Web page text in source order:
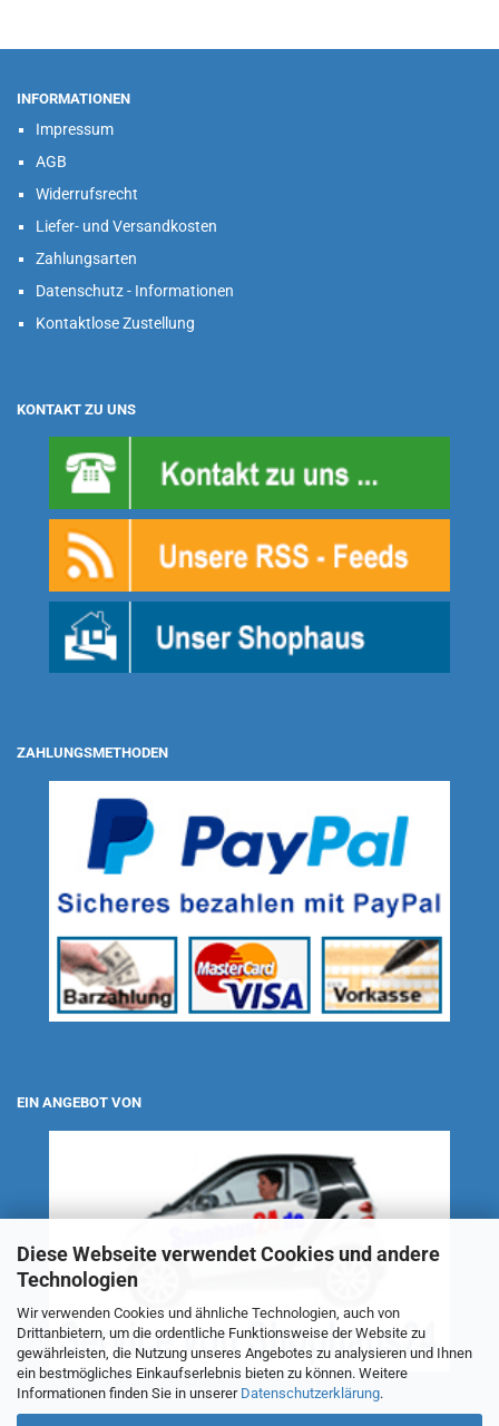
Diese Webseite verwendet Cookies und andere
Technologien
Wir verwenden Cookies und ähnliche Technologien, auch von
Drittanbietern, um die ordentliche Funktionsweise der Website zu
gewährleisten, die Nutzung unseres Angebotes zu analysieren und Ihnen
ein bestmögliches Einkaufserlebnis bieten zu können. Weitere
Informationen finden Sie in unserer Datenschutzerklärung.
INFORMATIONEN
Impressum
AGB
Widerrufsrecht
Liefer- und Versandkosten
Zahlungsarten
Datenschutz - Informationen
Kontaktlose Zustellung
KONTAKT ZU UNS
ZAHLUNGSMETHODEN
EIN ANGEBOT VON